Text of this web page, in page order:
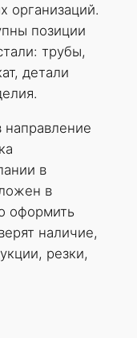
позиции
трубы,
детали
направление
в
в
оформить
наличие,
резки,